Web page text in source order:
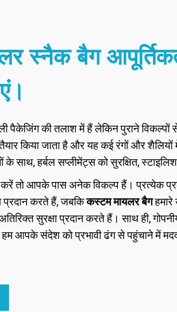
स्नैक बैग
पैकेजिंग की तलाश में हैं लेकिन पुराने विकल्पों
तैयार किया जाता है और यह कई रंगों और
के साथ, हर्बल सप्लीमेंट्स को सुरक्षित,
करें तो आपके पास अनेक विकल्प हैं। प्रत्येक
प्रदान करते हैं, जबकिकस्टम मायलर बैगहमारे
सुरक्षा प्रदान करते हैं। साथ ही,
हम आपके संदेश को प्रभावी ढंग से पहुंचाने में